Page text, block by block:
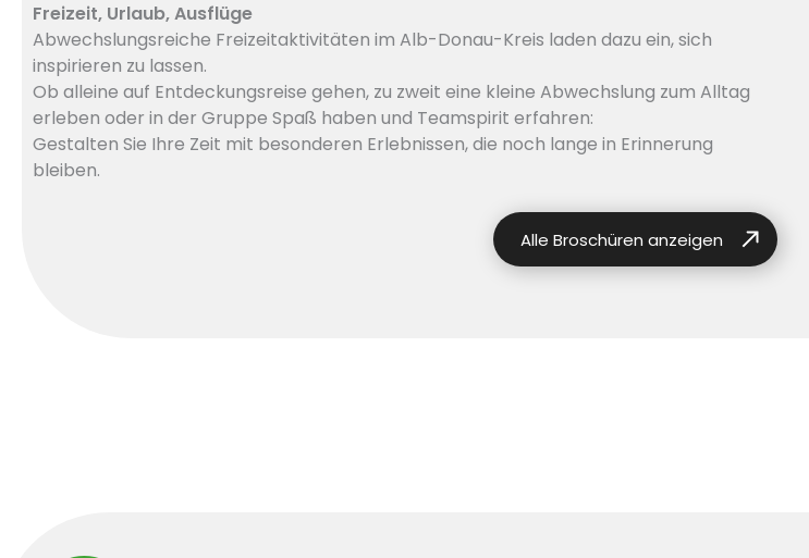
Freizeit, Urlaub, Ausflüge
Abwechslungsreiche Freizeitaktivitäten im Alb-Donau-Kreis laden dazu ein, sich
inspirieren zu lassen.
Ob alleine auf Entdeckungsreise gehen, zu zweit eine kleine Abwechslung zum Alltag
erleben oder in der Gruppe Spaß haben und Teamspirit erfahren:
Gestalten Sie Ihre Zeit mit besonderen Erlebnissen, die noch lange in Erinnerung
bleiben.
Alle Broschüren anzeigen